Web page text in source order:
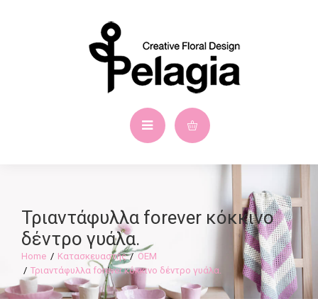
Τριαντάφυλλα forever κόκκινο
δέντρο γυάλα.
Κατασκευαστής
OEM
Τριαντάφυλλα forever κόκκινο δέντρο γυάλα.